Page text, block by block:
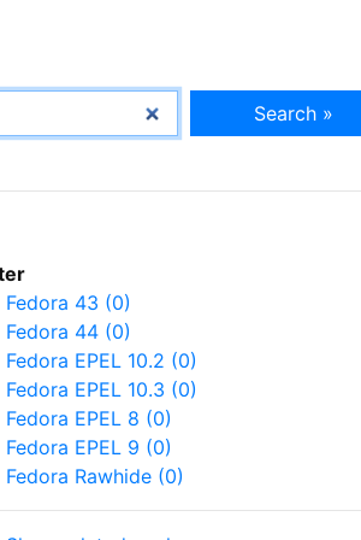
Search »
Fedora 43 (0)
Fedora 44 (0)
Fedora EPEL 10.2 (0)
Fedora EPEL 10.3 (0)
Fedora EPEL 8 (0)
Fedora EPEL 9 (0)
Fedora Rawhide (0)